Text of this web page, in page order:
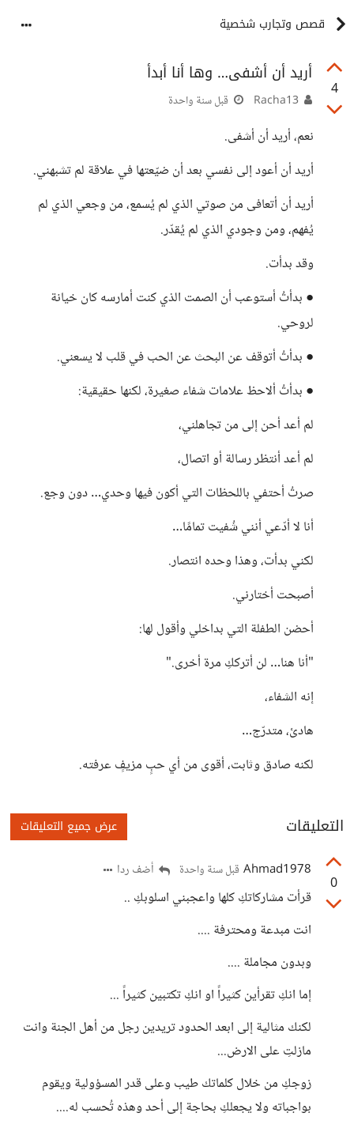
قصص وتجارب شخصية
4
أريد أن أشفى… وها أنا أبدأ
قبل سنة واحدة
نعم، أريد أن أشفى.
أريد أن أعود إلى نفسي بعد أن ضيّعتها في علاقة لم تشبهني.
أريد أن أتعافى من صوتي الذي لم يُسمع، من وجعي الذي لم
يُفهم، ومن وجودي الذي لم يُقدّر.
وقد بدأت.
● بدأتُ أستوعب أن الصمت الذي كنت أمارسه كان خيانة
لروحي.
● بدأتُ أتوقف عن البحث عن الحب في قلب لا يسعني.
● بدأتُ ألاحظ علامات شفاء صغيرة، لكنها حقيقية:
لم أعد أحن إلى من تجاهلني،
لم أعد أنتظر رسالة أو اتصال،
صرتُ أحتفي باللحظات التي أكون فيها وحدي… دون وجع.
أنا لا أدّعي أنني شُفيت تمامًا…
لكني بدأت، وهذا وحده انتصار.
أصبحت أختارني.
أحضن الطفلة التي بداخلي وأقول لها:
"أنا هنا… لن أترككِ مرة أخرى."
إنه الشفاء،
هادئ، متدرّج…
لكنه صادق وثابت، أقوى من أي حبٍ مزيفٍ عرفته.
التعليقات عرض جميع التعليقات
0
Ahmad1978 قبل سنة واحدة أضف ردا
قرأت مشاركاتكِ كلها واعجبني اسلوبكِ ..
انت مبدعة ومحترفة ....
وبدون مجاملة ....
إما انكِ تقرأين كثيراً او انكِ تكتبين كثيراً ...
لكنك مثالية إلى ابعد الحدود تريدين رجل من أهل الجنة وانت
مازلتِ على الارض...
زوجكِ من خلال كلماتك طيب وعلى قدر المسؤولية ويقوم
بواجباته ولا يجعلكِ بحاجة إلى أحد وهذه تُحسب له....